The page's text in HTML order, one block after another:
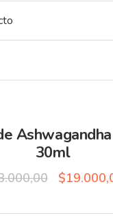
30ml
Original
was:
$